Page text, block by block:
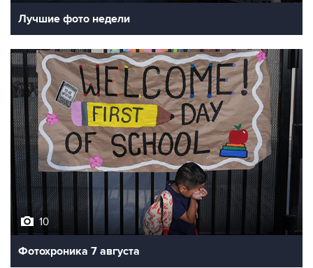
Лучшие фото недели
10
Фотохроника 7 августа